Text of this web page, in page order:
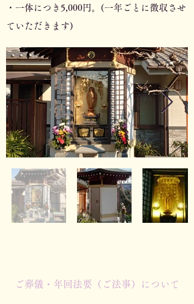
・一体につき5,000円。(一年ごとに徴収させ
ていただきます)
ご葬儀・年回法要（ご法事）について